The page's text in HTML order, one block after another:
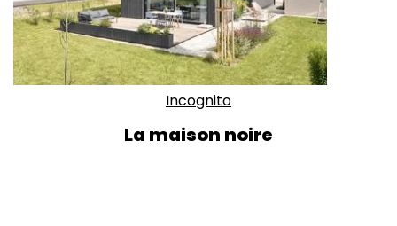
Incognito
La maison noire